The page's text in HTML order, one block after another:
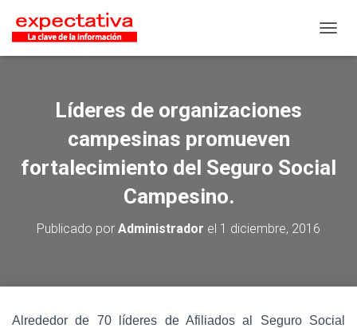
Líderes de organizaciones
campesinas promueven
fortalecimiento del Seguro Social
Campesino.
Publicado por Administrador el 1 diciembre, 2016
Alrededor de 70 líderes de Afiliados al Seguro Social